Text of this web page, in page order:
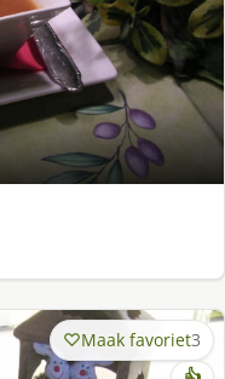
Maak favoriet3